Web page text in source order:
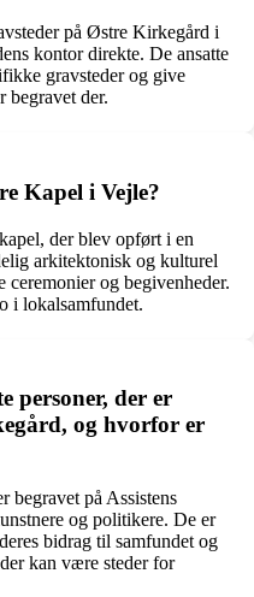
på Østre Kirkegård i
kontor direkte. De ansatte
gravsteder og give
begravet der.
Kapel i Vejle?
der blev opført i en
arkitektonisk og kulturel
og begivenheder.
i lokalsamfundet.
personer, der er
og hvorfor er
begravet på Assistens
og politikere. De er
bidrag til samfundet og
kan være steder for